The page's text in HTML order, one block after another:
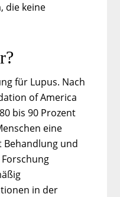
die keine
für Lupus. Nach
of America
bis 90 Prozent
eine
Behandlung und
in der